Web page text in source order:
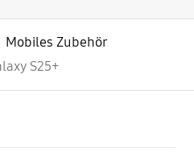
Mobiles Zubehör
S25+